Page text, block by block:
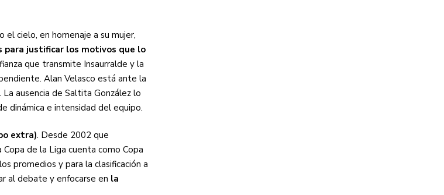
el cielo, en homenaje a su mujer,
para justificar los motivos que lo
que transmite Insaurralde y la
Alan Velasco está ante la
ausencia de Saltita González lo
dinámica e intensidad del equipo.
extra). Desde 2002 que
de la Liga cuenta como Copa
promedios y para la clasificación a
al debate y enfocarse en la